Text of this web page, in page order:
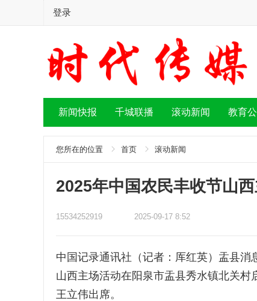
登录
新闻快报 千城联播 滚动新闻 教育
您所在的位置 首页 滚动新闻
2025年中国农民丰收节山
15534252919 2025-09-17 8:52
中国记录通讯社（记者：厍红英）盂县
山西主场活动在阳泉市盂县秀水镇北关村
王立伟出席。